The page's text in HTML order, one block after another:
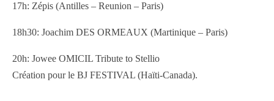
17h: Zépis (Antilles – Reunion – Paris)
18h30: Joachim DES ORMEAUX (Martinique – Paris)
20h: Jowee OMICIL Tribute to Stellio
Création pour le BJ FESTIVAL (Haïti-Canada).